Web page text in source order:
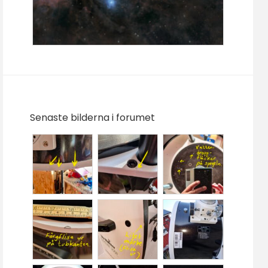
Senaste bilderna i forumet